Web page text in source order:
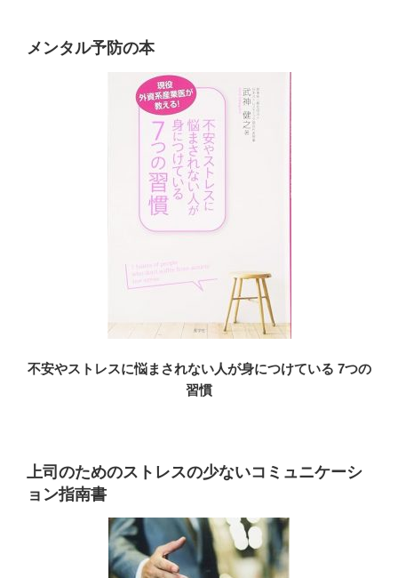
メンタル予防の本
不安やストレスに悩まされない人が身につけている 7つの
習慣
上司のためのストレスの少ないコミュニケーシ
ョン指南書